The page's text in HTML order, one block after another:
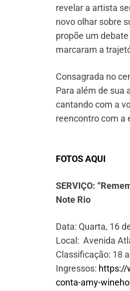
revelar a artista
novo olhar sobre
propõe um
marcaram a
Consagrada no
Para além de sua
cantando com a
reencontro com a
FOTOS AQUI
SERVIÇO:
Note Rio
Data: Quarta, 16
Local: Avenida
Classificação: 18
Ingressos: https://
conta-amy-